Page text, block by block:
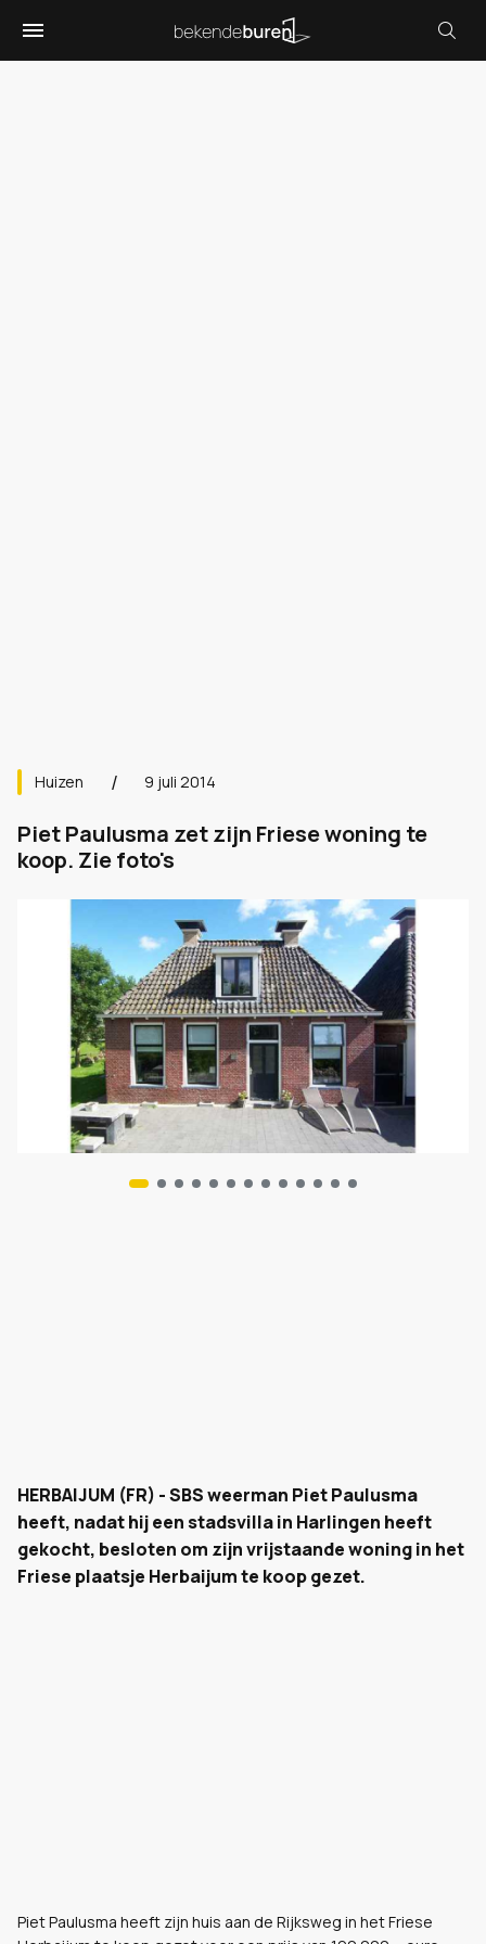
Huizen 9 juli 2014
Piet Paulusma zet zijn Friese woning te
koop. Zie foto's
HERBAIJUM (FR) - SBS weerman Piet Paulusma
heeft, nadat hij eenstadsvilla in Harlingen heeft
gekocht, besloten om zijn vrijstaande woning in het
Friese plaatsje Herbaijum te koop gezet.
Piet Paulusma heeft zijn huis aan de Rijksweg in het Friese